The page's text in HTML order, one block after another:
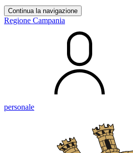
Continua la navigazione
Regione Campania
personale